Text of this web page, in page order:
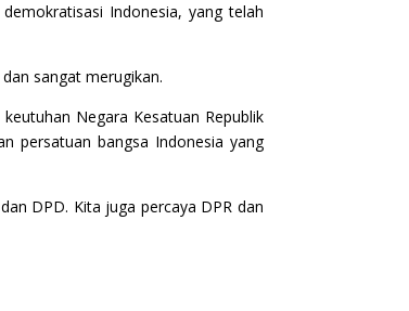
Indonesia, yang telah
sangat merugikan.
Negara Kesatuan Republik
persatuan bangsa Indonesia yang
DPD. Kita juga percaya DPR dan